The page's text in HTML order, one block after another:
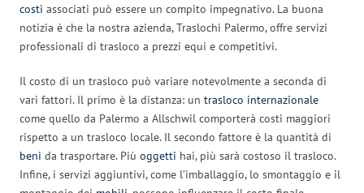
costi associati può essere un compito impegnativo. La buona
notizia è che la nostra azienda, Traslochi Palermo, offre servizi
professionali di trasloco a prezzi equi e competitivi.
Il costo di un trasloco può variare notevolmente a seconda di
vari fattori. Il primo è la distanza: un trasloco internazionale
come quello da Palermo a Allschwil comporterà costi maggiori
rispetto a un trasloco locale. Il secondo fattore è la quantità di
beni da trasportare. Più oggetti hai, più sarà costoso il trasloco.
Infine, i servizi aggiuntivi, come l’imballaggio, lo smontaggio e il